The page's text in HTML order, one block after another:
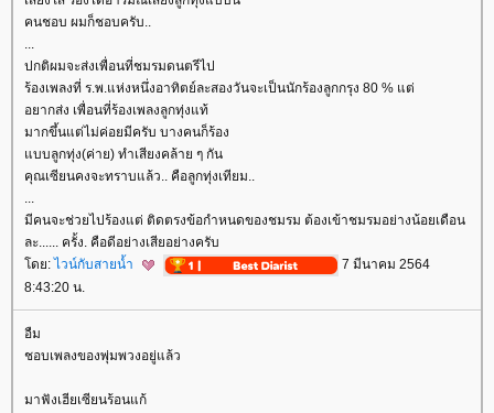
คนชอบ ผมก็ชอบครับ..
...
ปกติผมจะส่งเพื่อนที่ชมรมดนตรีไป
ร้องเพลงที่ ร.พ.แห่งหนึ่งอาทิตย์ละสองวันจะเป็นนักร้องลูกกรุง 80 % แต่
อยากส่ง เพื่อนที่ร้องเพลงลูกทุ่งแท้
มากขึ้นแต่ไม่ค่อยมีครับ บางคนก็ร้อง
บบลูกทุ่ง(ค่าย) ทำเสียงคล้าย ๆ กัน
คุณเซียนคงจะทราบแล้ว.. คือลูกทุ่งเทียม..
...
มีคนจะช่วยไปร้องแต่ ติดตรงข้อกำหนดของชมรม ต้องเข้าชมรมอย่างน้อยเดือน
ละ...... ครั้ง. คือดีอย่างเสียอย่างครับ
ดย: ไวน์กับสายน้ำ
7 มีนาคม 2564
8:43:20 น.
อืม
ชอบเพลงของพุ่มพวงอยู่แล้ว
มาฟังเฮียเซียนร้อนแก้